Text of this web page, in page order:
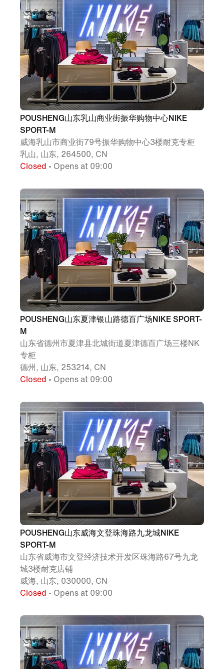
POUSHENG山东乳山商业街振华购物中心NIKE
SPORT-M
威海乳山市商业街79号振华购物中心3楼耐克专柜
乳山, 山东, 264500, CN
Closed • Opens at 09:00
POUSHENG山东夏津银山路德百广场NIKE SPORT-
M
山东省德州市夏津县北城街道夏津德百广场三楼NK
专柜
德州, 山东, 253214, CN
Closed • Opens at 09:00
POUSHENG山东威海文登珠海路九龙城NIKE
SPORT-M
山东省威海市文登经济技术开发区珠海路67号九龙
城3楼耐克店铺
威海, 山东, 030000, CN
Closed • Opens at 09:00